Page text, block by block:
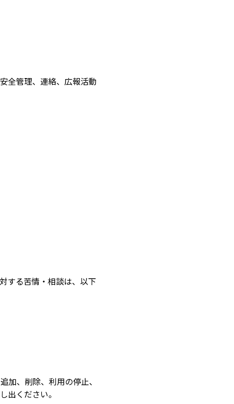
全管理、連絡、広報活動
する苦情・相談は、以下
加、削除、利用の停止、
出ください。